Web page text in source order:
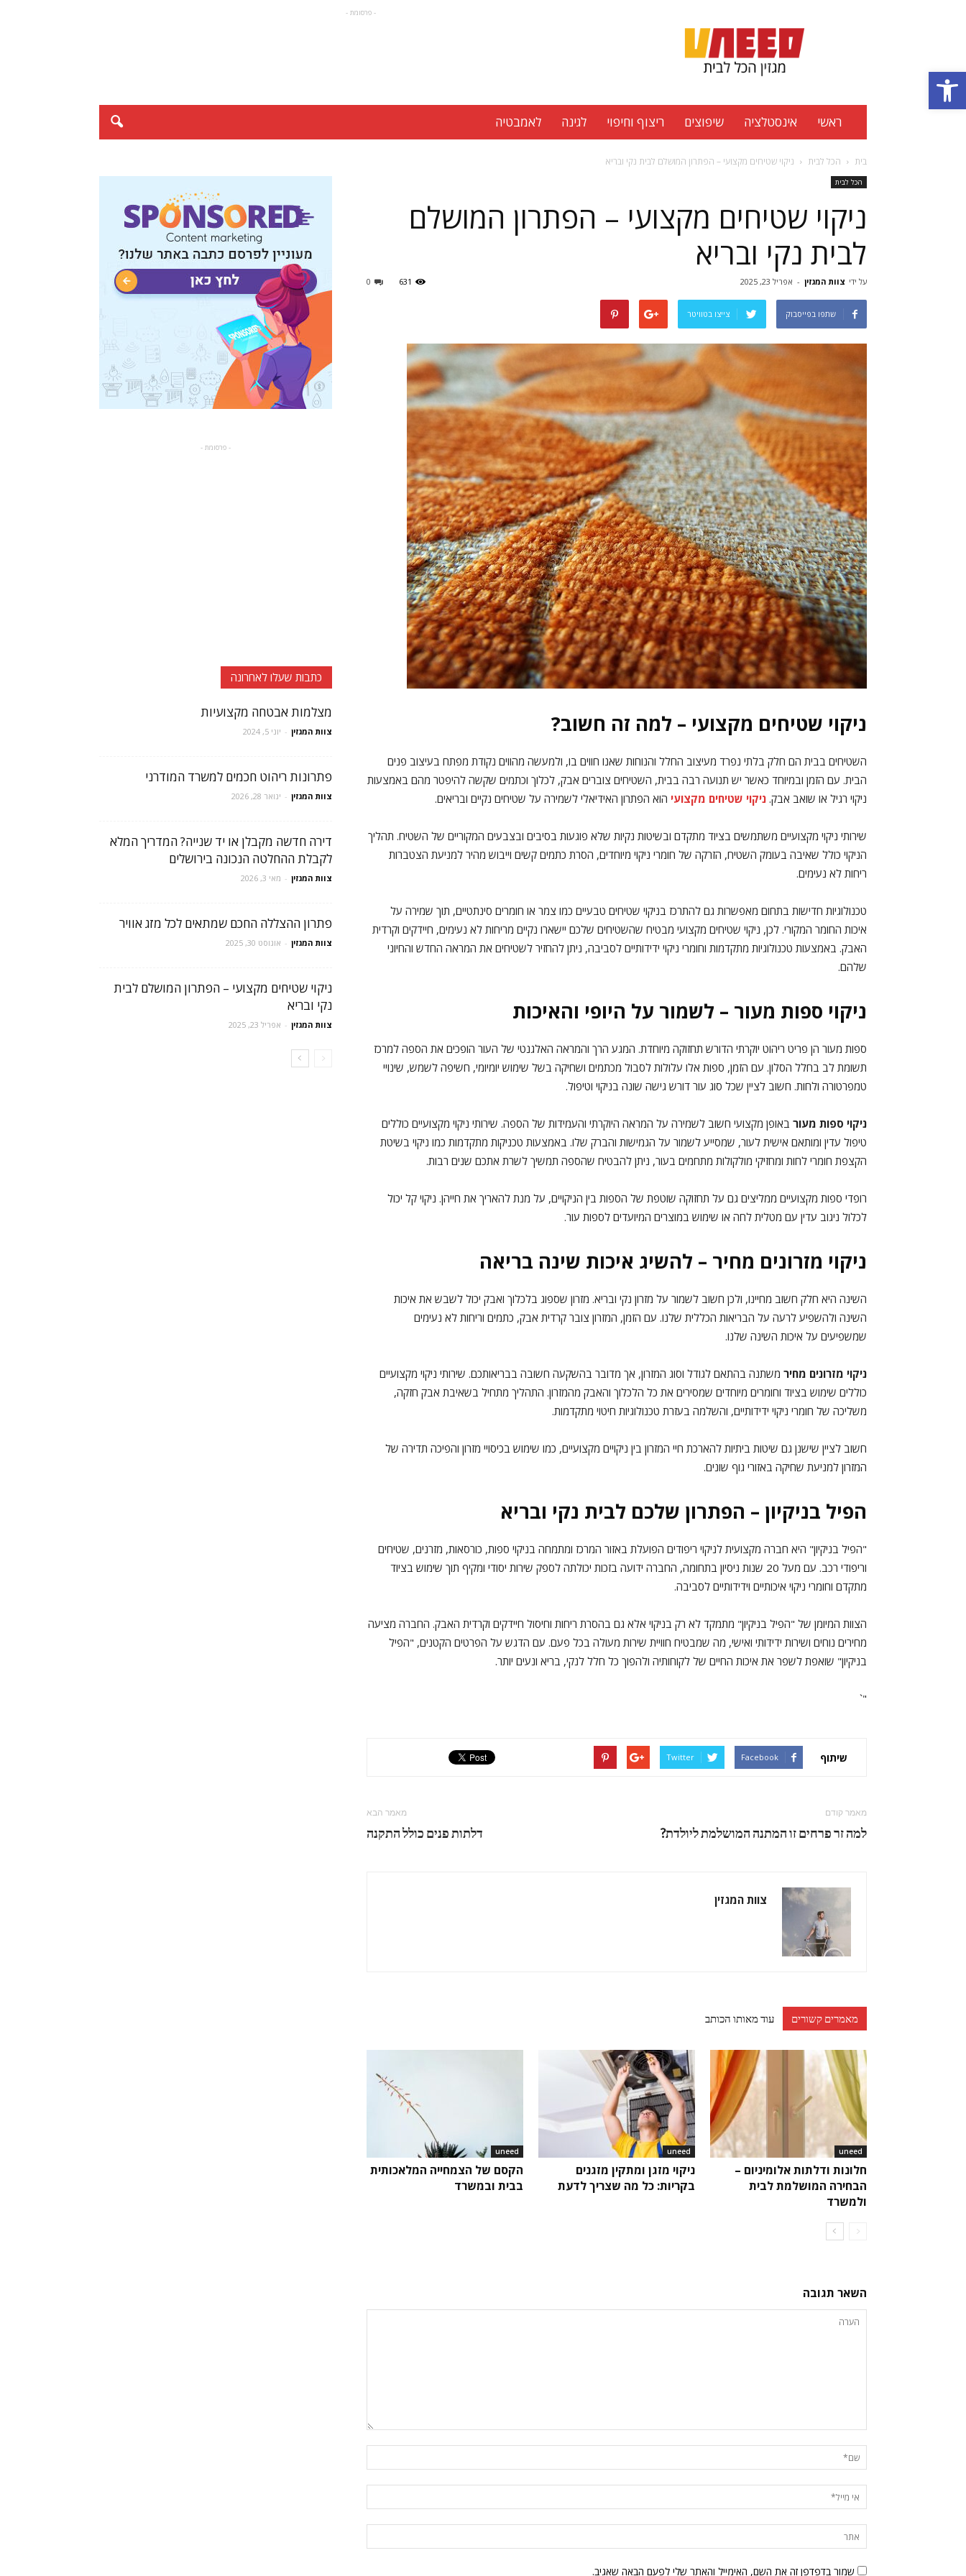
פתח סרגל נגישות
Uneed
- פרסומת -
ראשי אינסטלציה שיפוצים ריצוף וחיפוי לגינה לאמבטיה
בית הכל לבית ניקוי שטיחים מקצועי – הפתרון המושלם לבית נקי ובריא
הכל לבית
ניקוי שטיחים מקצועי – הפתרון המושלם
לבית נקי ובריא
על ידי צוות המגזין - אפריל 23, 2025 0 631
שתפו בפייסבוק צייצו בטוויטר
ניקוי שטיחים מקצועי – למה זה חשוב?
השטיחים בבית הם חלק בלתי נפרד מעיצוב החלל והנוחות שאנו חווים בו, ולמעשה מהווים נקודת מפתח בעיצוב פנים
הבית. עם הזמן ובמיוחד כאשר יש תנועה רבה בבית, השטיחים צוברים אבק, לכלוך וכתמים שקשה להיפטר מהם באמצעות
ניקוי רגיל או שואב אבק. ניקוי שטיחים מקצועי הוא הפתרון האידיאלי לשמירה על שטיחים נקיים ובריאים.
שירותי ניקוי מקצועיים משתמשים בציוד מתקדם ובשיטות נקיות שלא פוגעות בסיבים ובצבעים המקוריים של השטיח. תהליך
הניקוי כולל שאיבה בעומק השטיח, הזרקה של חומרי ניקוי מיוחדים, הסרת כתמים קשים וייבוש מהיר למניעת הצטברות
ריחות לא נעימים.
טכנולוגיות חדישות בתחום מאפשרות גם להתרכז בניקוי שטיחים טבעיים כמו צמר או חומרים סינתטיים, תוך שמירה על
איכות החומר המקורי. לכן, ניקוי שטיחים מקצועי מבטיח שהשטיחים שלכם יישארו נקיים מריחות לא נעימים, חיידקים וקרדית
האבק. באמצעות טכנולוגיות מתקדמות וחומרי ניקוי ידידותיים לסביבה, ניתן להחזיר לשטיחים את המראה החדש והחיוני
שלהם.
ניקוי ספות מעור – לשמור על היופי והאיכות
ספות מעור הן פריט ריהוט יוקרתי הדורש תחזוקה מיוחדת. המגע הרך והמראה האלגנטי של העור הופכים את הספה למרכז
תשומת לב בחלל הסלון. עם הזמן, ספות אלו עלולות לסבול מכתמים ושחיקה בשל שימוש יומיומי, חשיפה לשמש, שינויי
טמפרטורה ולחות. חשוב לציין שכל סוג עור דורש גישה שונה בניקוי וטיפול.
ניקוי ספות מעור באופן מקצועי חשוב לשמירה על המראה היוקרתי והעמידות של הספה. שירותי ניקוי מקצועיים כוללים
טיפול עדין ומותאם אישית לעור, שמסייע לשמור על הגמישות והברק שלו. באמצעות טכניקות מתקדמות כמו ניקוי בשיטת
הקצפת חומרי לחות ומחזיקי מולקולות מתחמים בעור, ניתן להבטיח שהספה תמשיך לשרת אתכם שנים רבות.
רופדי ספות מקצועיים ממליצים גם על תחזוקה שוטפת של הספות בין הניקויים, על מנת להאריך את חייהן. ניקוי קל יכול
לכלול ניגוב עדין עם מטלית לחה או שימוש במוצרים המיועדים לספות עור.
ניקוי מזרונים מחיר – להשיג איכות שינה בריאה
השינה היא חלק חשוב מחיינו, ולכן חשוב לשמור על מזרון נקי ובריא. מזרון שספוג בלכלוך ואבק יכול לשבש את איכות
השינה ולהשפיע לרעה על הבריאות הכללית שלנו. עם הזמן, המזרון צובר קרדית אבק, כתמים וריחות לא נעימים
שמשפיעים על איכות השינה שלנו.
ניקוי מזרונים מחיר משתנה בהתאם לגודל וסוג המזרון, אך מדובר בהשקעה חשובה בבריאותכם. שירותי ניקוי מקצועיים
כוללים שימוש בציוד וחומרים מיוחדים שמסירים את כל הלכלוך והאבק מהמזרון. התהליך מתחיל בשאיבת אבק חזקה,
משליכה של חומרי ניקוי ידידותיים, והשלמה בעזרת טכנולוגיות חיטוי מתקדמות.
חשוב לציין שישנן גם שיטות ביתיות להארכת חיי המזרון בין ניקויים מקצועיים, כמו שימוש בכיסויי מזרון והפיכה תדירה של
המזרון למניעת שחיקה באזורי גוף שונים.
הפיל בניקיון – הפתרון שלכם לבית נקי ובריא
"הפיל בניקיון" היא חברה מקצועית לניקוי ריפודים הפועלת באזור המרכז ומתמחה בניקוי ספות, כורסאות, מזרנים, שטיחים
וריפודי רכב. עם מעל 20 שנות ניסיון בתחומה, החברה ידועה בזכות יכולתה לספק שירות יסודי ומקיף תוך שימוש בציוד
מתקדם וחומרי ניקוי איכותיים וידידותיים לסביבה.
הצוות המיומן של "הפיל בניקיון" מתמקד לא רק בניקוי אלא גם בהסרת ריחות וחיסול חיידקים וקרדית האבק. החברה מציעה
מחירים נוחים ושירות ידידותי ואישי, מה שמבטיח חוויית שירות מעולה בכל פעם. עם הדגש על הפרטים הקטנים, "הפיל
בניקיון" שואפת לשפר את איכות החיים של לקוחותיה ולהפוך כל חלל לנקי, בריא ונעים יותר.
"`
שיתוף Facebook
Twitter
מאמר קודם
למה זר פרחים זו המתנה המושלמת ליולדת?
מאמר הבא
דלתות פנים כולל התקנה
צוות המגזין
מאמרים קשורים עוד מאותו הכותב
uneed
חלונות ודלתות אלומיניום –
הבחירה המושלמת לבית
ולמשרד
uneed
ניקוי מזגן ומתקין מזגנים
בקריות: כל מה שצריך לדעת
uneed
הקסם של הצמחייה המלאכותית
בבית ובמשרד
השאר תגובה
שמור בדפדפן זה את השם, האימייל והאתר שלי לפעם הבאה שאגיב.
- פרסומת -
כתבות שעלו לאחרונה
מצלמות אבטחה מקצועיות
צוות המגזין - יוני 5, 2024
פתרונות ריהוט חכמים למשרד המודרני
צוות המגזין - ינואר 28, 2026
דירה חדשה מקבלן או יד שנייה? המדריך המלא
לקבלת ההחלטה הנכונה בירושלים
צוות המגזין - מאי 3, 2026
פתרון ההצללה החכם שמתאים לכל מזג אוויר
צוות המגזין - אוגוסט 30, 2025
ניקוי שטיחים מקצועי – הפתרון המושלם לבית
נקי ובריא
צוות המגזין - אפריל 23, 2025